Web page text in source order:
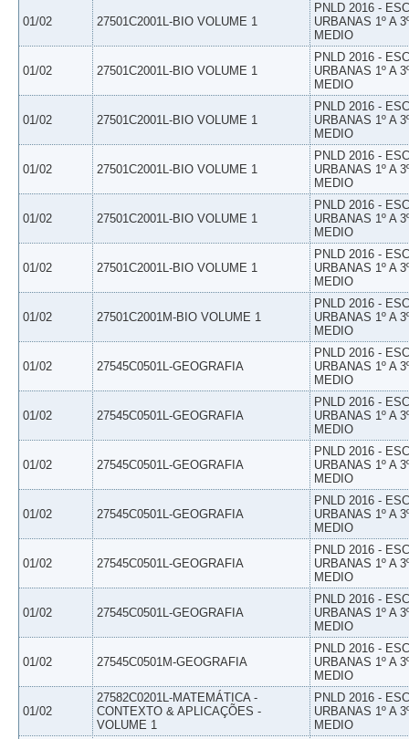
01/02 27501C2001L-BIO VOLUME 1
PNLD 2016 -
URBANAS 1º A
MEDIO
01/02 27501C2001L-BIO VOLUME 1
PNLD 2016 -
URBANAS 1º A
MEDIO
01/02 27501C2001L-BIO VOLUME 1
PNLD 2016 -
URBANAS 1º A
MEDIO
01/02 27501C2001L-BIO VOLUME 1
PNLD 2016 -
URBANAS 1º A
MEDIO
01/02 27501C2001L-BIO VOLUME 1
PNLD 2016 -
URBANAS 1º A
MEDIO
01/02 27501C2001L-BIO VOLUME 1
PNLD 2016 -
URBANAS 1º A
MEDIO
01/02 27501C2001M-BIO VOLUME 1
PNLD 2016 -
URBANAS 1º A
MEDIO
01/02 27545C0501L-GEOGRAFIA
PNLD 2016 -
URBANAS 1º A
MEDIO
01/02 27545C0501L-GEOGRAFIA
PNLD 2016 -
URBANAS 1º A
MEDIO
01/02 27545C0501L-GEOGRAFIA
PNLD 2016 -
URBANAS 1º A
MEDIO
01/02 27545C0501L-GEOGRAFIA
PNLD 2016 -
URBANAS 1º A
MEDIO
01/02 27545C0501L-GEOGRAFIA
PNLD 2016 -
URBANAS 1º A
MEDIO
01/02 27545C0501L-GEOGRAFIA
PNLD 2016 -
URBANAS 1º A
MEDIO
01/02 27545C0501M-GEOGRAFIA
PNLD 2016 -
URBANAS 1º A
MEDIO
01/02
27582C0201L-MATEMÁTICA -
CONTEXTO & APLICAÇÕES -
VOLUME 1
PNLD 2016 -
URBANAS 1º A
MEDIO